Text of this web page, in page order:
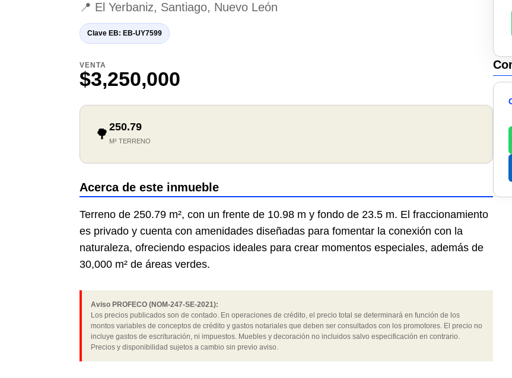
📍 El Yerbaniz, Santiago, Nuevo León
Clave EB: EB-UY7599
VENTA
$3,250,000
🌳250.79
M² TERRENO
Acerca de este inmueble
Terreno de 250.79 m², con un frente de 10.98 m y fondo de 23.5 m. El fraccionamiento
es privado y cuenta con amenidades diseñadas para fomentar la conexión con la
naturaleza, ofreciendo espacios ideales para crear momentos especiales, además de
30,000 m² de áreas verdes.
Aviso PROFECO (NOM-247-SE-2021):
Los precios publicados son de contado. En operaciones de crédito, el precio total se determinará en función de los
montos variables de conceptos de crédito y gastos notariales que deben ser consultados con los promotores. El precio no
incluye gastos de escrituración, ni impuestos. Muebles y decoración no incluidos salvo especificación en contrario.
Precios y disponibilidad sujetos a cambio sin previo aviso.